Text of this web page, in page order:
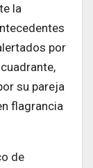
la
por
su pareja
flagrancia
de